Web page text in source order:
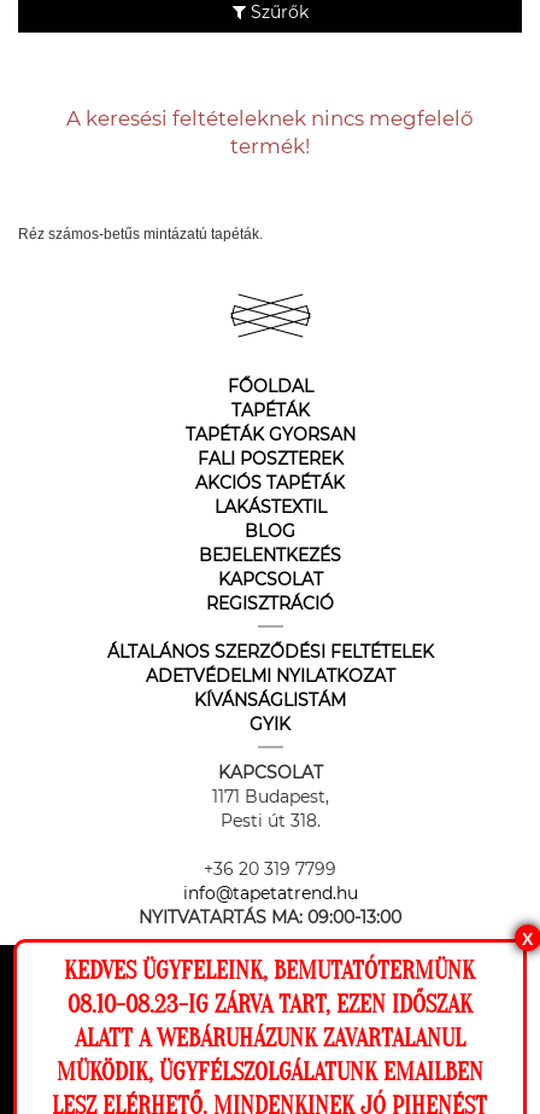
Ez a weboldal cookie-kat használ, hogy a
lehető legjobb élményt nyújtsa honlapunkon.
Beállítások
Szűrők
A keresési feltételeknek nincs megfelelő
termék!
Réz számos-betűs mintázatú tapéták.
FŐOLDAL
TAPÉTÁK
TAPÉTÁK GYORSAN
FALI POSZTEREK
AKCIÓS TAPÉTÁK
LAKÁSTEXTIL
BLOG
BEJELENTKEZÉS
KAPCSOLAT
REGISZTRÁCIÓ
ÁLTALÁNOS SZERZŐDÉSI FELTÉTELEK
ADETVÉDELMI NYILATKOZAT
KÍVÁNSÁGLISTÁM
GYIK
KAPCSOLAT
1171 Budapest,
Pesti út 318.
+36 20 319 7799
info@tapetatrend.hu
NYITVATARTÁS MA: 09:00-13:00
Az online fizetést a Barion Payment Zrt. biztosítja, MNB engedély
száma: H-EN-I-1064/2013
X
KEDVES ÜGYFELEINK, BEMUTATÓTERMÜNK
08.10-08.23-IG ZÁRVA TART, EZEN IDŐSZAK
ALATT A WEBÁRUHÁZUNK ZAVARTALANUL
MÜKÖDIK, ÜGYFÉLSZOLGÁLATUNK EMAILBEN
LESZ ELÉRHETŐ. MINDENKINEK JÓ PIHENÉST